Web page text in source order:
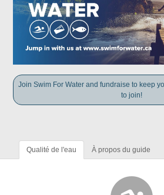
Join Swim For Water and fundraise to keep
to join!
Qualité de l'eau À propos du guide